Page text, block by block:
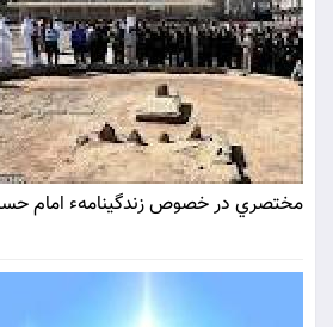
مختصري در خصوص زندگينامهء امام